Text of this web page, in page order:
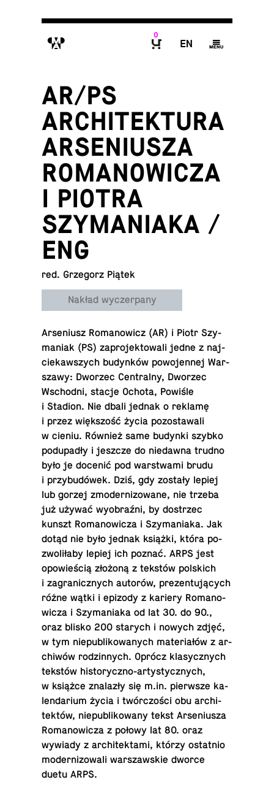
M
0
E g
AR/PS
ARCHITEKTURA
ARSENIUSZA
ROMANOWICZA
I PIOTRA
SZYMANIAKA /
ENG
red. Grzegorz Piątek
Nakład wyczerpany
Ar­se­niusz Ro­ma­no­wicz (AR) i Piotr Szy­
ma­niak (PS) za­pro­jek­to­wa­li jedne z naj­
cie­kaw­szych bu­dyn­ków po­wo­jen­nej War­
sza­wy: Dworzec Cen­tral­ny, Dworzec
Wschod­ni, stacje Ochota, Powiśle
i Stadion. Nie dbali jednak o reklamę
i przez więk­szość życia po­zo­sta­wa­li
w cieniu. Również same budynki szybko
pod­upa­dły i jeszcze do nie­daw­na trudno
było je docenić pod war­stwa­mi brudu
i przy­bu­dó­wek. Dziś, gdy zostały lepiej
lub gorzej zmo­der­ni­zo­wa­ne, nie trzeba
już używać wy­obraź­ni, by do­strzec
kunszt Ro­ma­no­wi­cza i Szy­ma­nia­ka. Jak
dotąd nie było jednak książki, która po­
zwo­li­ła­by lepiej ich poznać. ARPS jest
opo­wie­ścią złożoną z tekstów pol­skich
i za­gra­nicz­nych autorów, pre­zen­tu­ją­cych
różne wątki i epizody z kariery Ro­ma­no­
wi­cza i Szy­ma­nia­ka od lat 30. do 90.,
oraz blisko 200 starych i nowych zdjęć,
w tym nie­pu­bli­ko­wa­nych ma­te­ria­łów z ar­
chi­wów ro­dzin­nych. Oprócz kla­sycz­nych
tekstów hi­sto­rycz­no-ar­ty­stycz­nych,
w książce zna­la­zły się m.​in. pierw­sze ka­
len­da­rium życia i twór­czo­ści obu ar­chi­
tek­tów, nie­pu­bli­ko­wa­ny tekst Ar­se­niu­sza
Ro­ma­no­wi­cza z połowy lat 80. oraz
wywiady z ar­chi­tek­ta­mi, którzy ostat­nio
mo­der­ni­zo­wa­li war­szaw­skie dworce
duetu ARPS.